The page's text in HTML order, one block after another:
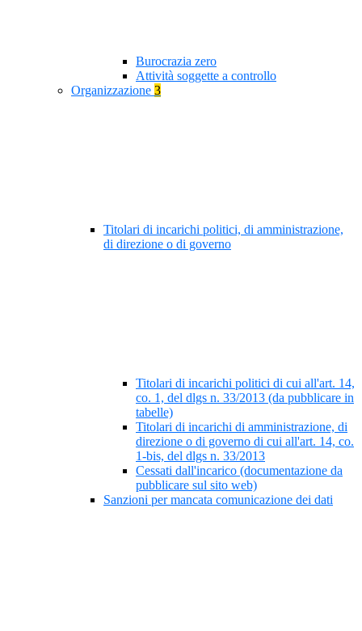
Burocrazia zero
Attività soggette a controllo
Organizzazione 3
Titolari di incarichi politici, di amministrazione,
di direzione o di governo
Titolari di incarichi politici di cui all'art. 14,
co. 1, del dlgs n. 33/2013 (da pubblicare in
tabelle)
Titolari di incarichi di amministrazione, di
direzione o di governo di cui all'art. 14, co.
1-bis, del dlgs n. 33/2013
Cessati dall'incarico (documentazione da
pubblicare sul sito web)
Sanzioni per mancata comunicazione dei dati